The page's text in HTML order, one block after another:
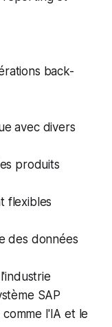
back-
avec divers
produits
flexibles
des données
SAP
comme l'IA et le